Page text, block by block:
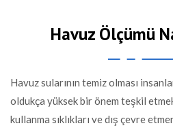
Havuz Ölçümü
Havuz sularının temiz olması
oldukça yüksek bir önem teşkil
kullanma sıklıkları ve dış çevre